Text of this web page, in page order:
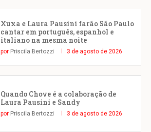
Xuxa e Laura Pausini farão São Paulo
cantar em português, espanhol e
italiano na mesma noite
por Priscila Bertozzi 3 de agosto de 2026
Quando Chove é a colaboração de
Laura Pausini e Sandy
por Priscila Bertozzi 3 de agosto de 2026